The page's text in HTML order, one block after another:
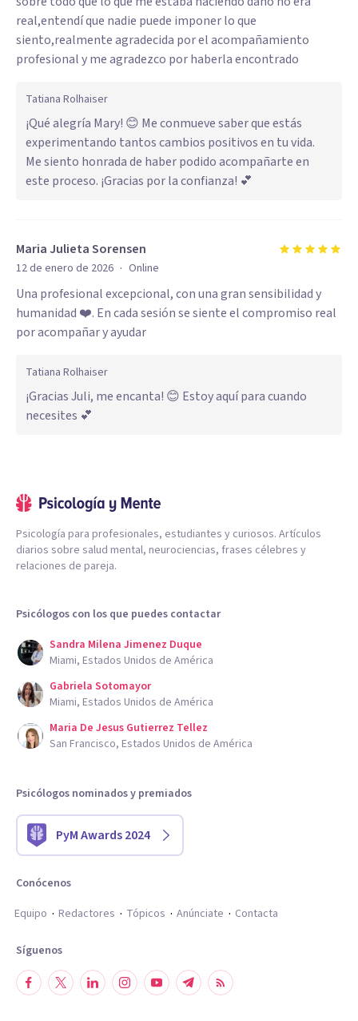
real,entendí que nadie puede imponer lo que
siento,realmente agradecida por el acompañamiento
profesional y me agradezco por haberla encontrado
Tatiana Rolhaiser
¡Qué alegría Mary! 😊 Me conmueve saber que estás
experimentando tantos cambios positivos en tu vida.
Me siento honrada de haber podido acompañarte en
este proceso. ¡Gracias por la confianza! 💕
Maria Julieta Sorensen
12 de enero de 2026 · Online
Una profesional excepcional, con una gran sensibilidad y
humanidad ❤️. En cada sesión se siente el compromiso real
por acompañar y ayudar
Tatiana Rolhaiser
¡Gracias Juli, me encanta! 😊 Estoy aquí para cuando
necesites 💕
Psicología para profesionales, estudiantes y curiosos. Artículos
diarios sobre salud mental, neurociencias, frases célebres y
relaciones de pareja.
Psicólogos con los que puedes contactar
Sandra Milena Jimenez Duque
Miami, Estados Unidos de América
Gabriela Sotomayor
Miami, Estados Unidos de América
Maria De Jesus Gutierrez Tellez
San Francisco, Estados Unidos de América
Psicólogos nominados y premiados
PyM Awards 2024
Conócenos
Equipo
Redactores Tópicos Anúnciate Contacta
Síguenos